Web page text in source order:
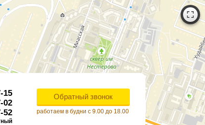
15
02
52
Обратный звонок
работаем в будни с 9.00 до 18.00